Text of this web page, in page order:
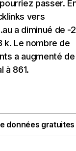
passer.
vers
a diminué de -
k. Le nombre de
a augmenté de
à 861.
données